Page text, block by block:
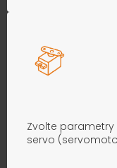
Zvolte
servo